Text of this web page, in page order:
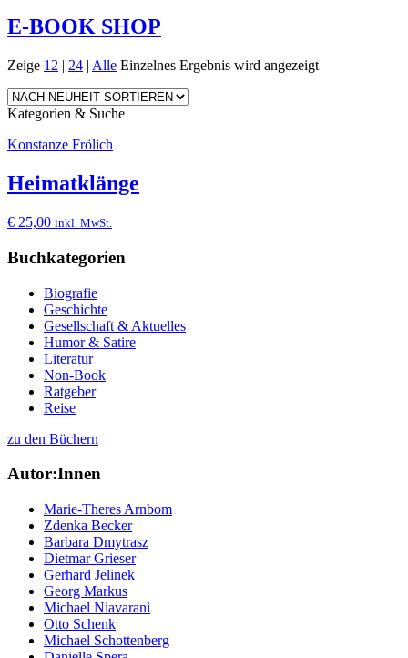
E-BOOK SHOP
Zeige 12 | 24 | Alle Einzelnes Ergebnis wird angezeigt
Kategorien & Suche
Konstanze Frölich
Heimatklänge
€ 25,00 inkl. MwSt.
Buchkategorien
Biografie
Geschichte
Gesellschaft & Aktuelles
Humor & Satire
Literatur
Non-Book
Ratgeber
Reise
zu den Büchern
Autor:Innen
Marie-Theres Arnbom
Zdenka Becker
Barbara Dmytrasz
Dietmar Grieser
Gerhard Jelinek
Georg Markus
Michael Niavarani
Otto Schenk
Michael Schottenberg